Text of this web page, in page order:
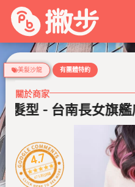
美髮沙龍 有團體特約
關於商家
型 - 台南長女旗艦店
4.7
475 則評論